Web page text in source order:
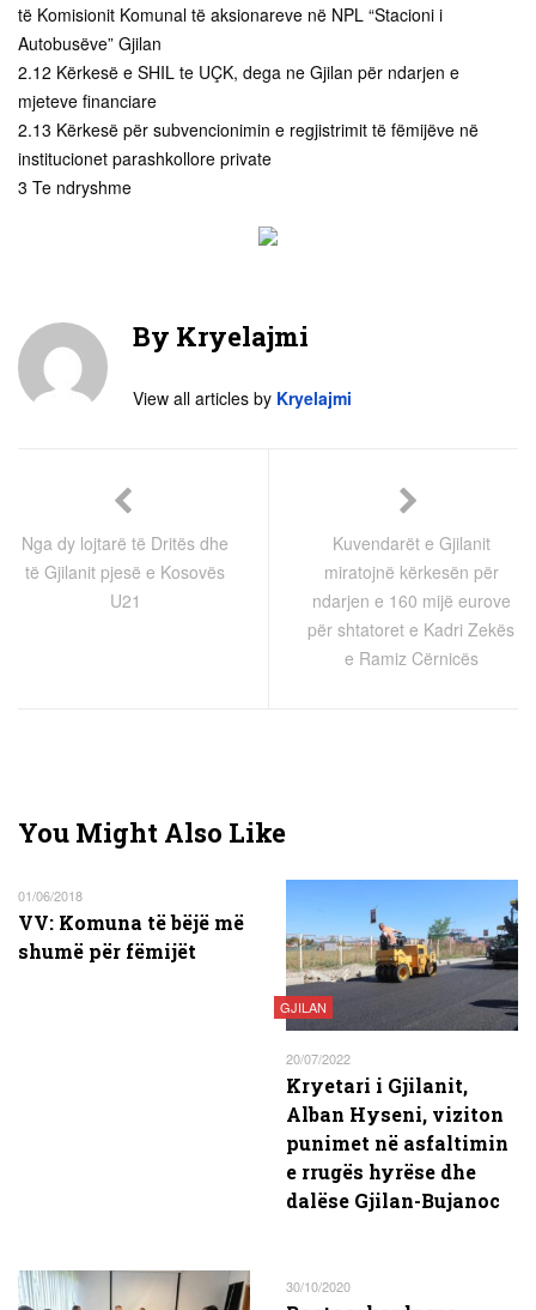
të Komisionit Komunal të aksionareve në NPL “Stacioni i
Autobusëve” Gjilan
2.12 Kërkesë e SHIL te UÇK, dega ne Gjilan për ndarjen e
mjeteve financiare
2.13 Kërkesë për subvencionimin e regjistrimit të fëmijëve në
institucionet parashkollore private
3 Te ndryshme
By Kryelajmi
View all articles by Kryelajmi
Nga dy lojtarë të Dritës dhe
të Gjilanit pjesë e Kosovës
U21
Kuvendarët e Gjilanit
miratojnë kërkesën për
ndarjen e 160 mijë eurove
për shtatoret e Kadri Zekës
e Ramiz Cërnicës
You Might Also Like
01/06/2018
VV: Komuna të bëjë më
shumë për fëmijët
GJILAN
20/07/2022
Kryetari i Gjilanit,
Alban Hyseni, viziton
punimet në asfaltimin
e rrugës hyrëse dhe
dalëse Gjilan-Bujanoc
30/10/2020